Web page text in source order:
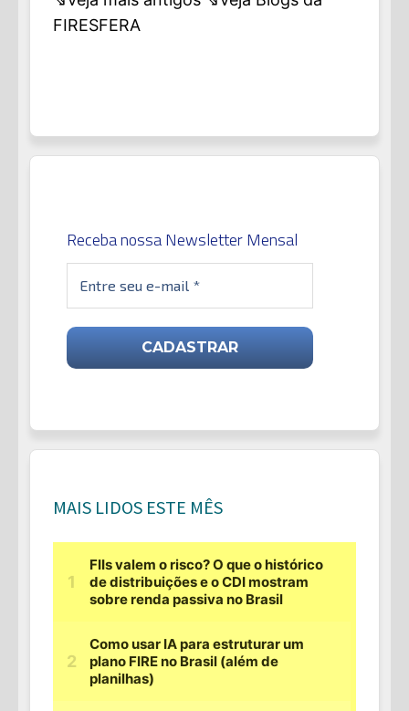
FIRESFERA
Receba nossa Newsletter Mensal
MAIS LIDOS ESTE MÊS